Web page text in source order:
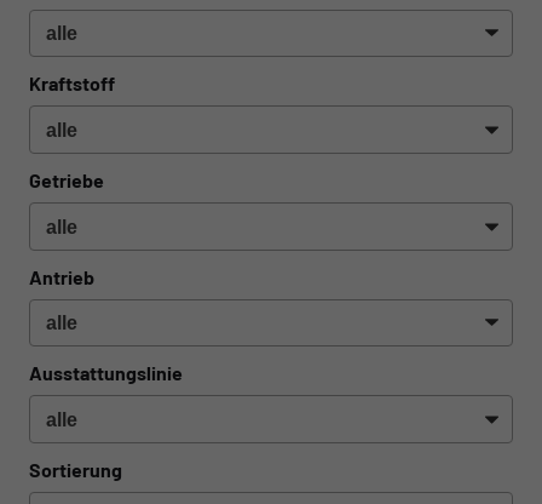
Kraftstoff
Getriebe
Antrieb
Ausstattungslinie
Sortierung